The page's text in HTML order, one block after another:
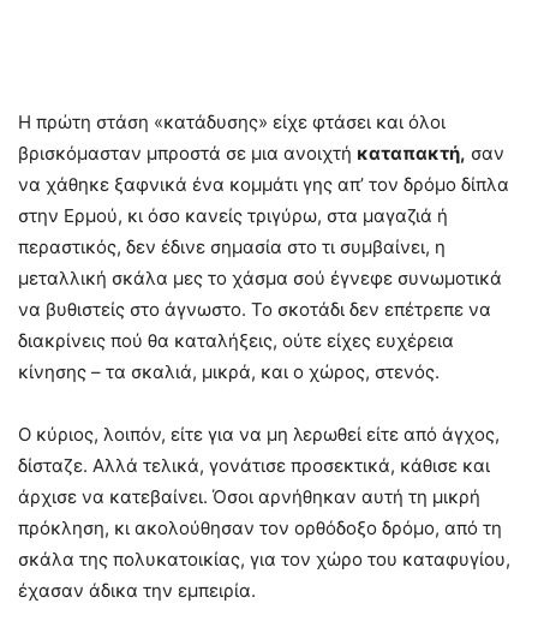
Η πρώτη στάση «κατάδυσης» είχε φτάσει και όλοι
βρισκόμασταν μπροστά σε μια ανοιχτή καταπακτή, σαν
να χάθηκε ξαφνικά ένα κομμάτι γης απ’ τον δρόμο δίπλα
στην Ερμού, κι όσο κανείς τριγύρω, στα μαγαζιά ή
περαστικός, δεν έδινε σημασία στο τι συμβαίνει, η
μεταλλική σκάλα μες το χάσμα σού έγνεφε συνωμοτικά
να βυθιστείς στο άγνωστο. Το σκοτάδι δεν επέτρεπε να
διακρίνεις πού θα καταλήξεις, ούτε είχες ευχέρεια
κίνησης – τα σκαλιά, μικρά, και ο χώρος, στενός.
Ο κύριος, λοιπόν, είτε για να μη λερωθεί είτε από άγχος,
δίσταζε. Αλλά τελικά, γονάτισε προσεκτικά, κάθισε και
άρχισε να κατεβαίνει. Όσοι αρνήθηκαν αυτή τη μικρή
πρόκληση, κι ακολούθησαν τον ορθόδοξο δρόμο, από τη
σκάλα της πολυκατοικίας, για τον χώρο του καταφυγίου,
έχασαν άδικα την εμπειρία.